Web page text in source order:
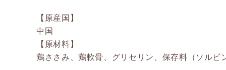
【原産国】
中国
【原材料】
鶏ささみ、鶏軟骨、グリセリン、保存料（ソルビ